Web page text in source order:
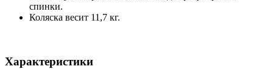
спинки.
Коляска весит 11,7 кг.
Характеристики